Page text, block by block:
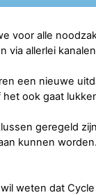
voor alle
via allerlei
een nieuwe
ook gaat
geregeld
kunnen
weten dat